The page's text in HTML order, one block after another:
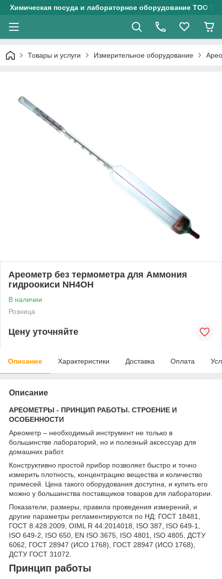
Химическая посуда и лабораторное оборудование ТОО
Товары и услуги Измерительное оборудование
Ареометр без термометра для Аммония
гидроокиси NH4OH
В наличии
Розница
Цену уточняйте
Описание Характеристики Доставка Оплата
Описание
АРЕОМЕТРЫ - ПРИНЦИП РАБОТЫ. СТРОЕНИЕ И
ОСОБЕННОСТИ
Ареометр – необходимый инструмент не только в
большинстве лабораторий, но и полезный аксессуар для
домашних работ.
Конструктивно простой прибор позволяет быстро и точно
измерить плотность, концентрацию вещества и количество
примесей. Цена такого оборудования доступна, и купить его
можно у большинства поставщиков товаров для лаборатории.
Показатели, размеры, правила проведения измерений, и
другие параметры регламентируются по НД: ГОСТ 18481,
ГОСТ 8.428:2009, OIML R 44:2014018, ISO 387, ISO 649-1,
ISO 649-2, ISO 650, EN ISO 3675, ISO 4801, ISO 4805, ДСТУ
6062, ГОСТ 28947 (ИСО 1768), ГОСТ 28947 (ИСО 1768),
ДСТУ ГОСТ 31072.
Принцип работы